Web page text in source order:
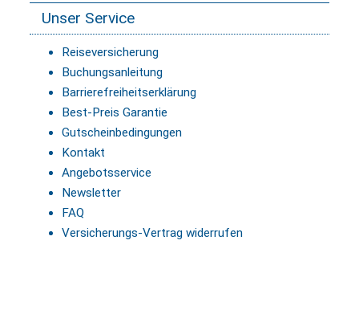
Unser Service
Reiseversicherung
Buchungsanleitung
Barrierefreiheitserklärung
Best-Preis Garantie
Gutscheinbedingungen
Kontakt
Angebotsservice
Newsletter
FAQ
Versicherungs-Vertrag widerrufen